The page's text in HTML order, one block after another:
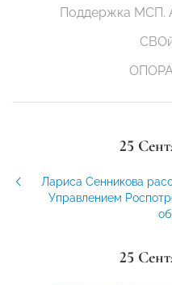
Поддержка МСП.
25
Лариса Сенникова
Управлением
25